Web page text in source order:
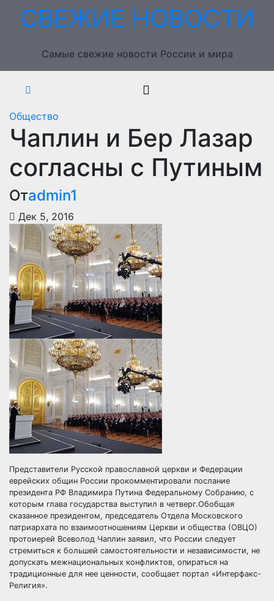
ПерейтиСВЕЖИЕ НОВОСТИ
Самые свежие новости России и мира
Общество
Чаплин и Бер Лазар
согласны с Путиным
Отadmin1
Дек 5, 2016
Представители Русской православной церкви и Федерации
еврейских общин России прокомментировали послание
президента РФ Владимира Путина Федеральному Собранию, с
которым глава государства выступил в четверг.Обобщая
сказанное президентом, председатель Отдела Московского
патриархата по взаимоотношениям Церкви и общества (ОВЦО)
протоиерей Всеволод Чаплин заявил, что России следует
стремиться к большей самостоятельности и независимости, не
допускать межнациональных конфликтов, опираться на
традиционные для нее ценности, сообщает портал «Интерфакс-
Религия».